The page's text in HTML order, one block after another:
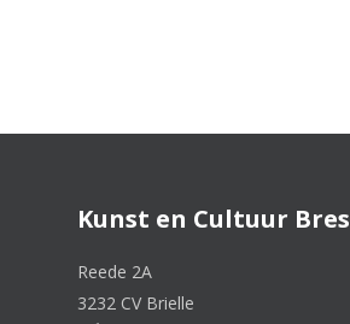
Kunst en Cultuur Bres
Reede 2A
3232 CV Brielle